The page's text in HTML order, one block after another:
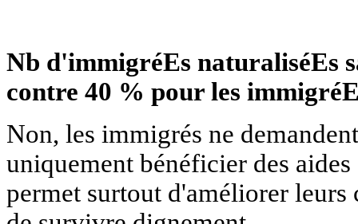
Nb d'immigréEs naturaliséEs
contre 40 % pour les
Non, les immigrés ne
uniquement bénéficier des
permet surtout d'améliorer